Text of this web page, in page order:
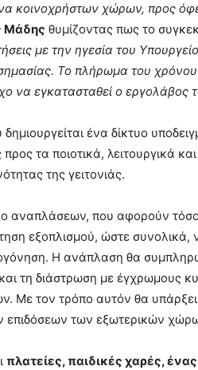
κοινοχρήστων χώρων, προς
Μάδης θυμίζοντας πως το
με την ηγεσία του
Το πλήρωμα του
να εγκατασταθεί ο εργολάβος
ένα δίκτυο
τα ποιοτικά, λειτουργικά
της γειτονιάς.
αναπλάσεων, που αφορούν
εξοπλισμού, ώστε συνολικά,
Η ανάπλαση θα
τη διάστρωση με έγχρωμους
Με τον τρόπο αυτόν θα
επιδόσεων των εξωτερικών
πλατείες, παιδικές χαρές,